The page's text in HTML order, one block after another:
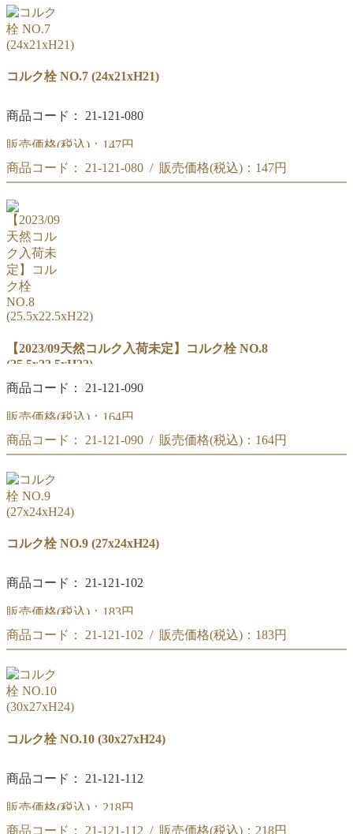
コルク栓 NO.6
(22.5x19.5xH19.5)
コルク栓 NO.7 (24x21xH21)
商品コード： 21-121-080
販売価格(税込)： 147円
コルク栓 NO.7
商品コード： 21-121-080 / 販売価格(税込)： 147円
コルク栓 NO.7
(24x21xH21)
【2023/09天然コルク入荷未定】コルク栓 NO.8
(25.5x22.5xH22)
商品コード： 21-121-090
販売価格(税込)： 164円
コルク栓 NO.8
商品コード： 21-121-090 / 販売価格(税込)： 164円
コルク栓 NO.8
(25.5x22xH24)
コルク栓 NO.9 (27x24xH24)
商品コード： 21-121-102
販売価格(税込)： 183円
コルク栓 NO.9
商品コード： 21-121-102 / 販売価格(税込)： 183円
コルク栓 NO.9
(27x24xH22)
コルク栓 NO.10 (30x27xH24)
商品コード： 21-121-112
販売価格(税込)： 218円
商品コード： 21-121-112 / 販売価格(税込)： 218円